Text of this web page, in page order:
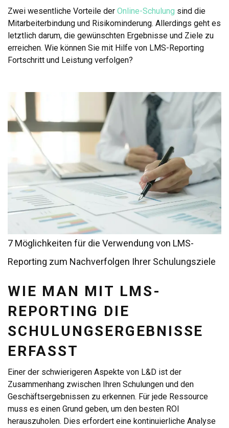
Zwei wesentliche Vorteile der Online-Schulung sind die
Mitarbeiterbindung und Risikominderung. Allerdings geht es
letztlich darum, die gewünschten Ergebnisse und Ziele zu
erreichen. Wie können Sie mit Hilfe von LMS-Reporting
Fortschritt und Leistung verfolgen?
7 Möglichkeiten für die Verwendung von LMS-
Reporting zum Nachverfolgen Ihrer Schulungsziele
WIE MAN MIT LMS-
REPORTING DIE
SCHULUNGSERGEBNISSE
ERFASST
Einer der schwierigeren Aspekte von L&D ist der
Zusammenhang zwischen Ihren Schulungen und den
Geschäftsergebnissen zu erkennen. Für jede Ressource
muss es einen Grund geben, um den besten ROI
herauszuholen. Dies erfordert eine kontinuierliche Analyse